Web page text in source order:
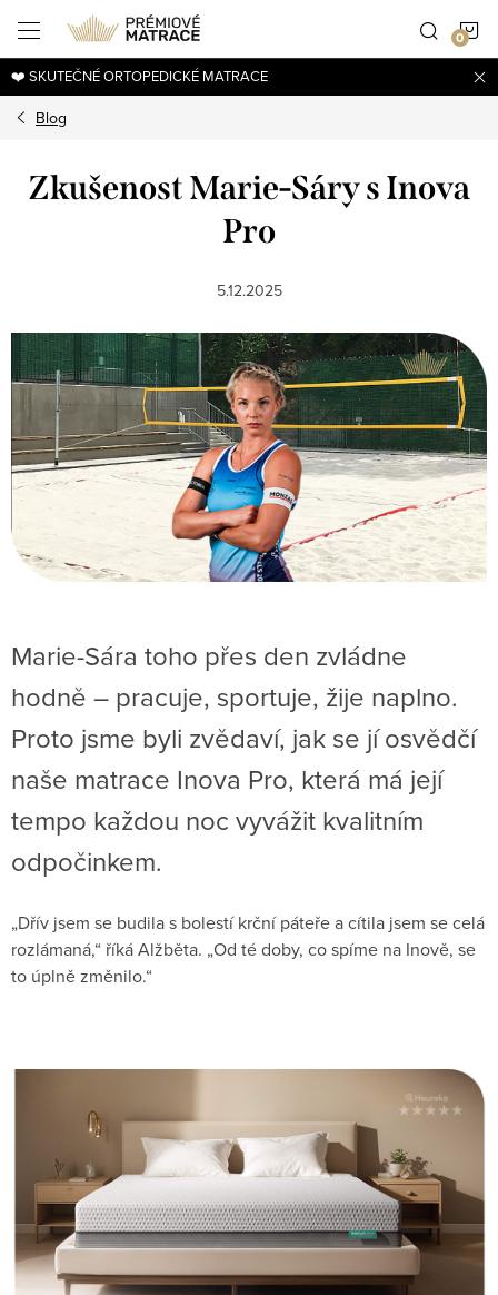
obsah
❤️ SKUTEČNÉ ORTOPEDICKÉ MATRACE
Blog
Zkušenost Marie-Sáry s Inova
Pro
5.12.2025
Marie-Sára toho přes den zvládne
hodně – pracuje, sportuje, žije naplno.
Proto jsme byli zvědaví, jak se jí osvědčí
naše matrace Inova Pro, která má její
tempo každou noc vyvážit kvalitním
odpočinkem.
„Dřív jsem se budila s bolestí krční páteře a cítila jsem se celá
rozlámaná,“ říká Alžběta. „Od té doby, co spíme na Inově, se
to úplně změnilo.“